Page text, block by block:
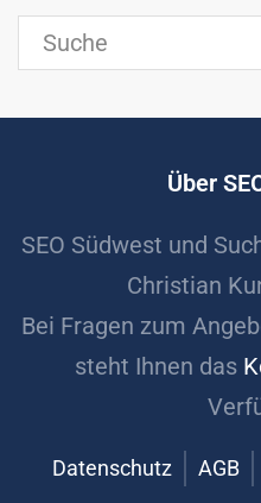
Über
SEO Südwest und
Christian
Bei Fragen zum
steht Ihnen das
Datenschutz AGB